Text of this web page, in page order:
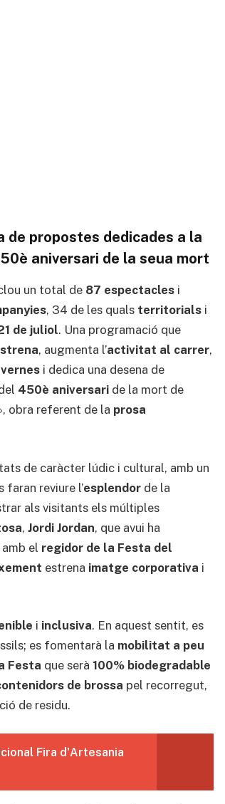
de propostes dedicades a la
aniversari de la seua mort
un total de 87 espectacles i
, 34 de les quals territorials i
de juliol. Una programació que
, augmenta l’activitat al carrer,
i dedica una desena de
450è aniversari de la mort de
obra referent de la prosa
de caràcter lúdic i cultural, amb un
faran reviure l’esplendor de la
als visitants els múltiples
, Jordi Jordan, que avui ha
el regidor de la Festa del
estrena imatge corporativa i
i inclusiva. En aquest sentit, es
es fomentarà la mobilitat a peu
Festa que serà 100% biodegradable
de brossa pel recorregut,
de residu.
Fira d'Artesania